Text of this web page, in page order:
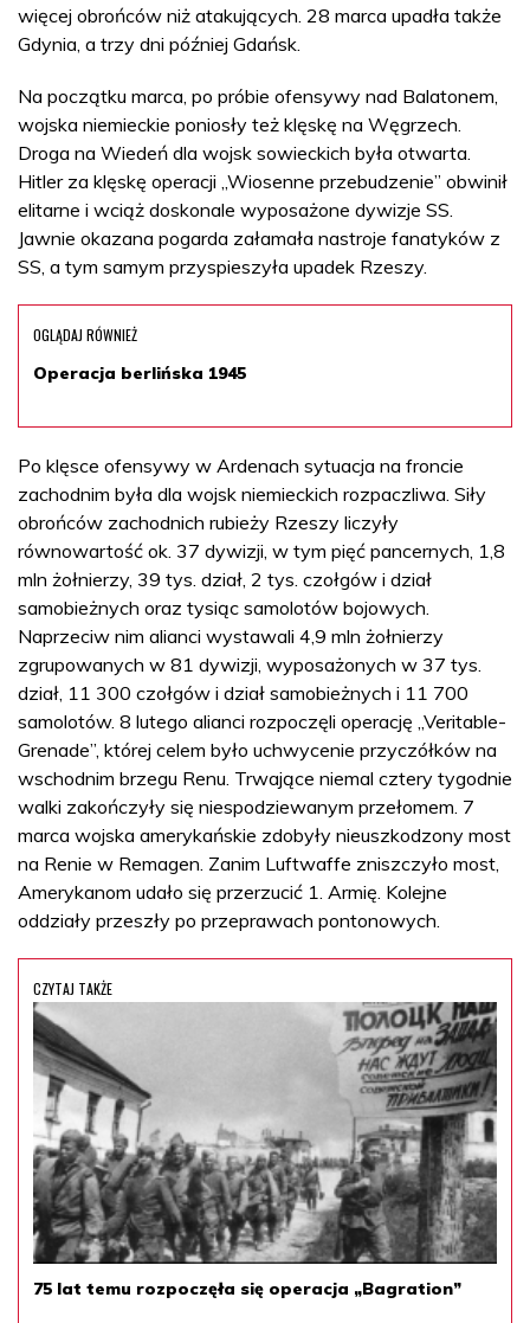
więcej obrońców niż atakujących. 28 marca upadła także
Gdynia, a trzy dni później Gdańsk.
Na początku marca, po próbie ofensywy nad Balatonem,
wojska niemieckie poniosły też klęskę na Węgrzech.
Droga na Wiedeń dla wojsk sowieckich była otwarta.
Hitler za klęskę operacji „Wiosenne przebudzenie” obwinił
elitarne i wciąż doskonale wyposażone dywizje SS.
Jawnie okazana pogarda załamała nastroje fanatyków z
SS, a tym samym przyspieszyła upadek Rzeszy.
OGLĄDAJ RÓWNIEŻ
Operacja berlińska 1945
Po klęsce ofensywy w Ardenach sytuacja na froncie
zachodnim była dla wojsk niemieckich rozpaczliwa. Siły
obrońców zachodnich rubieży Rzeszy liczyły
równowartość ok. 37 dywizji, w tym pięć pancernych, 1,8
mln żołnierzy, 39 tys. dział, 2 tys. czołgów i dział
samobieżnych oraz tysiąc samolotów bojowych.
Naprzeciw nim alianci wystawali 4,9 mln żołnierzy
zgrupowanych w 81 dywizji, wyposażonych w 37 tys.
dział, 11 300 czołgów i dział samobieżnych i 11 700
samolotów. 8 lutego alianci rozpoczęli operację „Veritable-
Grenade”, której celem było uchwycenie przyczółków na
wschodnim brzegu Renu. Trwające niemal cztery tygodnie
walki zakończyły się niespodziewanym przełomem. 7
marca wojska amerykańskie zdobyły nieuszkodzony most
na Renie w Remagen. Zanim Luftwaffe zniszczyło most,
Amerykanom udało się przerzucić 1. Armię. Kolejne
oddziały przeszły po przeprawach pontonowych.
CZYTAJ TAKŻE
75 lat temu rozpoczęła się operacja „Bagration”